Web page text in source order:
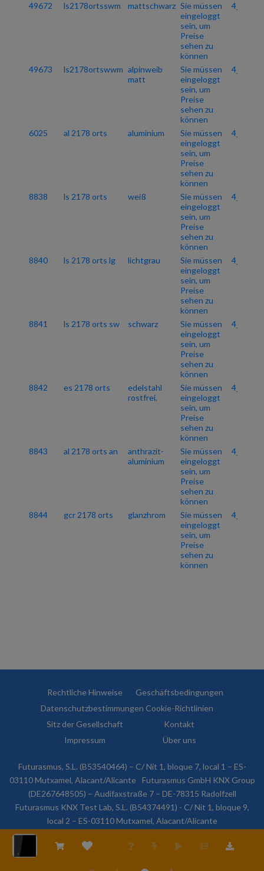
49672 ls2178ortsswm mattschwarz Sie müssen
eingeloggt
sein, um
Preise
sehen zu
können
4_06
49673 ls2178ortswwm alpinweib
matt
Sie müssen
eingeloggt
sein, um
Preise
sehen zu
können
4_06
6025 al 2178 orts aluminium
Sie müssen
eingeloggt
sein, um
Preise
sehen zu
können
4_06
8838 ls 2178 orts weiß
Sie müssen
eingeloggt
sein, um
Preise
sehen zu
können
4_06
8840 ls 2178 orts lg lichtgrau
Sie müssen
eingeloggt
sein, um
Preise
sehen zu
können
4_06
8841 ls 2178 orts sw schwarz
Sie müssen
eingeloggt
sein, um
Preise
sehen zu
können
4_06
8842 es 2178 orts
edelstahl
rostfrei,
Sie müssen
eingeloggt
sein, um
Preise
sehen zu
können
4_06
8843 al 2178 orts an
anthrazit-
aluminium
Sie müssen
eingeloggt
sein, um
Preise
sehen zu
können
4_06
8844 gcr 2178 orts glanzhrom
Sie müssen
eingeloggt
sein, um
Preise
sehen zu
können
4_06
Rechtliche Hinweise
Geschäftsbedingungen
Datenschutzbestimmungen Cookie-Richtlinien
Sitz der Gesellschaft
Kontakt
Impressum
Über uns
Futurasmus, S.L. (B53540464) – C/ Nit 1, bloque 7, local 1 – ES-
03110 Mutxamel, Alacant/Alicante
Futurasmus GmbH KNX Group
(DE267648505) – Audifaxstraße 7 – DE-78315 Radolfzell
Futurasmus KNX Test Lab, S.L. (B54374491) - C/ Nit 1, bloque 9,
local 2 – ES-03110 Mutxamel, Alacant/Alicante
© 2026 Futurasmus, S.L. Alle Rechte vorbehalten.